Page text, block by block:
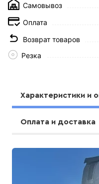
Самовывоз
Оплата
Возврат товаров
Резка
Характеристики и
Оплата и доставка